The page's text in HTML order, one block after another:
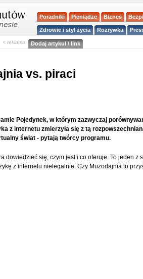
Poradniki Pieniądze Biznes
Zdrowie i styl życia Rozrywka
< reklama Dodaj artykuł / link
vs. piraci
Pojedynek, w którym zazwyczaj
z internetu zmierzyła się z tą
świat - pytają twórcy programu.
dowiedzieć się, czym jest i co oferuje. To jeden z
z internetu nielegalnie. Czy Muzodajnia to